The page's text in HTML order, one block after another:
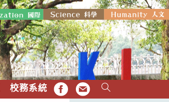
校務系統 FB EMAIL